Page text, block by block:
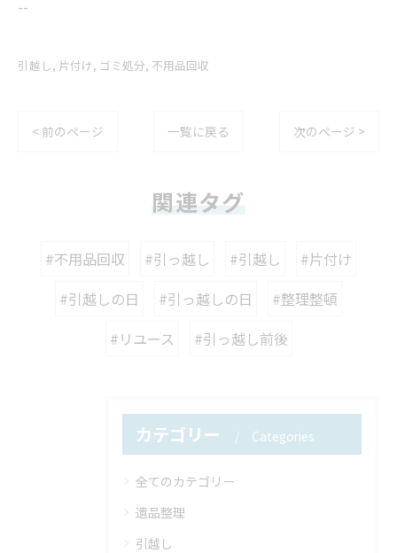
--
引越し 片付け ゴミ処分 不用品回収
< 前のページ 一覧に戻る 次のページ >
関連タグ
#不用品回収 #引っ越し #引越し
#片付け
#引越しの日
#引っ越しの日
#整理整頓
#リユース
#引っ越し前後
カテゴリー Categories
全てのカテゴリー
遺品整理
引越し